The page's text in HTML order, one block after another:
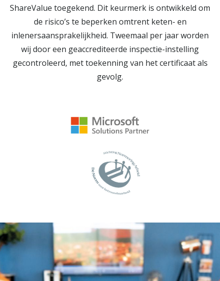
ShareValue toegekend. Dit keurmerk is ontwikkeld om
de risico’s te beperken omtrent keten- en
inlenersaansprakelijkheid. Tweemaal per jaar worden
wij door een geaccrediteerde inspectie-instelling
gecontroleerd, met toekenning van het certificaat als
gevolg.